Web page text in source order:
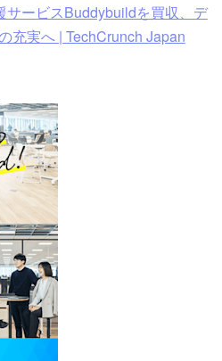
サービスBuddybuildを買収、デ
充実へ | TechCrunch Japan